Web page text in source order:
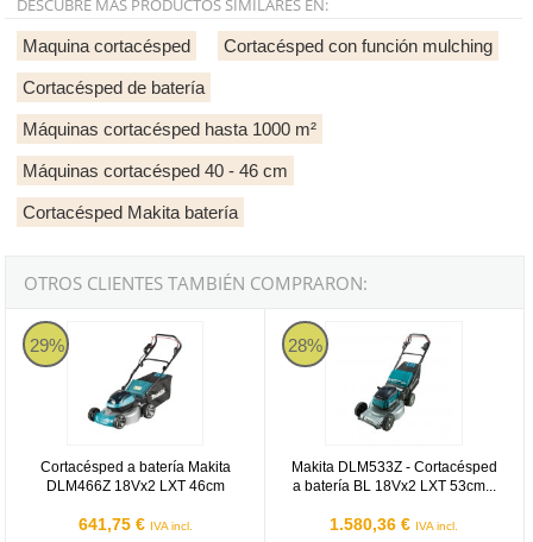
Maquina cortacésped Cortacésped con función mulching
Cortacésped de batería
Máquinas cortacésped hasta 1000 m²
Máquinas cortacésped 40 - 46 cm
Cortacésped Makita batería
OTROS CLIENTES TAMBIÉN COMPRARON:
29%
Cortacésped a batería Makita
DLM466Z 18Vx2 LXT 46cm
641,75 € IVA incl.
Makita DLM466Z
28%
Makita DLM533Z - Cortacésped
a batería BL 18Vx2 LXT 53cm...
1.580,36 € IVA incl.
Makita DLM533Z